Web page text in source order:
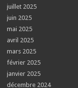
juillet 2025
juin 2025
mai 2025
avril 2025
mars 2025
février 2025
janvier 2025
décembre 2024